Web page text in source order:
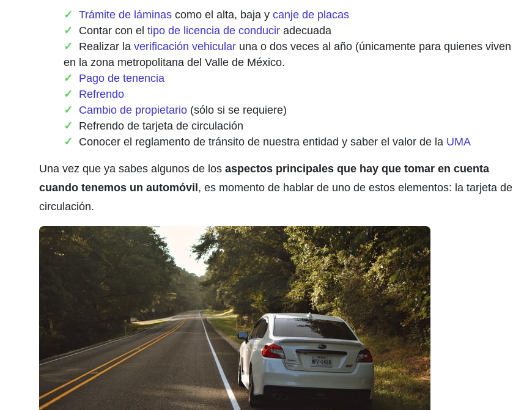
Trámite de láminas como el alta, baja y canje de placas
Contar con el tipo de licencia de conducir adecuada
Realizar la verificación vehicular una o dos veces al año (únicamente para quienes viven
en la zona metropolitana del Valle de México.
Pago de tenencia
Refrendo
Cambio de propietario (sólo si se requiere)
Refrendo de tarjeta de circulación
Conocer el reglamento de tránsito de nuestra entidad y saber el valor de la UMA
Una vez que ya sabes algunos de los aspectos principales que hay que tomar en cuenta
cuando tenemos un automóvil, es momento de hablar de uno de estos elementos: la tarjeta de
circulación.